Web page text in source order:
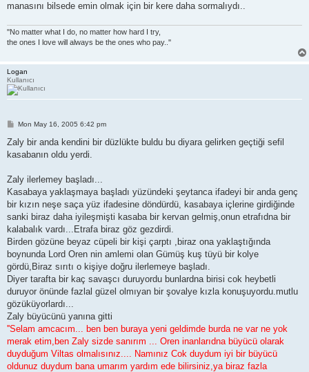
manasını bilsede emin olmak için bir kere daha sormalıydı..
''No matter what I do, no matter how hard I try,
the ones I love will always be the ones who pay..''
Logan
Kullanıcı
P
s
Mon May 16, 2005 6:42 pm
Zaly bir anda kendini bir düzlükte buldu bu diyara gelirken geçtiği sefil
kasabanın oldu yerdi.
Zaly ilerlemey başladı...
Kasabaya yaklaşmaya başladı yüzündeki şeytanca ifadeyi bir anda genç
bir kızın neşe saça yüz ifadesine döndürdü, kasabaya içlerine girdiğinde
sanki biraz daha iyileşmişti kasaba bir kervan gelmiş,onun etrafıdna bir
kalabalık vardı...Etrafa biraz göz gezdirdi.
Birden gözüne beyaz cüpeli bir kişi çarptı ,biraz ona yaklaştığında
boynunda Lord Oren nin amlemi olan Gümüş kuş tüyü bir kolye
gördü,Biraz sırıtı o kişiye doğru ilerlemeye başladı.
Diyer tarafta bir kaç savaşcı duruyordu bunlardna birisi cok heybetli
duruyor önünde fazlal güzel olmıyan bir şovalye kızla konuşuyordu.mutlu
gözüküyorlardı...
Zaly büyücünü yanına gitti
''Selam amcacım... ben ben buraya yeni geldimde burda ne var ne yok
merak etim,ben Zaly sizde sanırım ... Oren inanlarıdna büyücü olarak
duyduğum Viltas olmalısınız.... Namınız Cok duydum iyi bir büyücü
oldunuz duydum bana umarım yardım ede bilirsiniz,ya biraz fazla